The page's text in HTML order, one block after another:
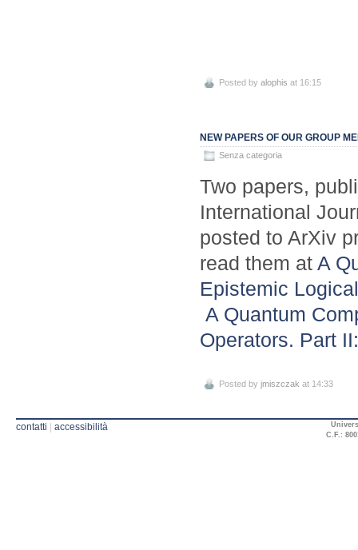
Posted by alophis at 16:15
NEW PAPERS OF OUR GROUP
Senza categoria
Two papers,
International
posted to ArXiv
read them at A
Epistemic
A Quantum
Operators. Part
Posted by jmiszczak at 14:33
contatti accessibilità
C.F.: